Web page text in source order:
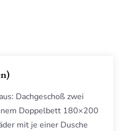
Dachgeschoß zwei
Doppelbett 180×200
mit je einer Dusche